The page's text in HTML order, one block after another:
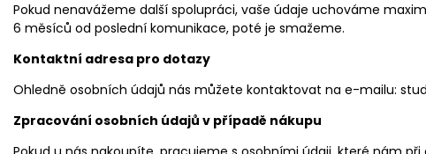
Pokud nenavážeme další spolupráci, vaše údaje uchováme
6 měsíců od poslední komunikace, poté je smažeme.
Kontaktní adresa pro dotazy
Ohledně osobních údajů nás můžete kontaktovat na e-mailu:
Zpracování osobních údajů v případě nákupu